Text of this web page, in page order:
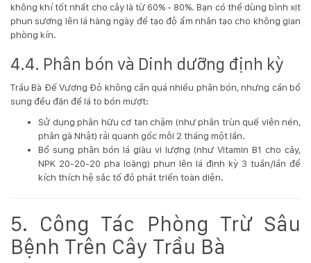
không khí tốt nhất cho cây là từ 60% - 80%. Bạn có thể dùng bình xịt
phun sương lên lá hàng ngày để tạo độ ẩm nhân tạo cho không gian
phòng kín.
4.4. Phân bón và Dinh dưỡng định kỳ
Trầu Bà Đế Vương Đỏ không cần quá nhiều phân bón, nhưng cần bổ
sung đều đặn để lá to bón mượt:
Sử dụng phân hữu cơ tan chậm (như phân trùn quế viên nén,
phân gà Nhật) rải quanh gốc mỗi 2 tháng một lần.
Bổ sung phân bón lá giàu vi lượng (như Vitamin B1 cho cây,
NPK 20-20-20 pha loãng) phun lên lá định kỳ 3 tuần/lần để
kích thích hệ sắc tố đỏ phát triển toàn diện.
5. Công Tác Phòng Trừ Sâu
Bệnh Trên Cây Trầu Bà